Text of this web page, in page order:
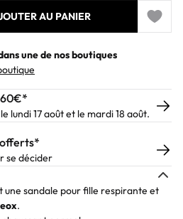
AU PANIER
Add to
une de nos boutiques
60€*
lundi 17 août et le mardi 18 août.
se décider
une sandale pour fille respirante et
.